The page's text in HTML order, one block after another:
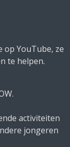
op YouTube, ze
te helpen.
activiteiten
jongeren